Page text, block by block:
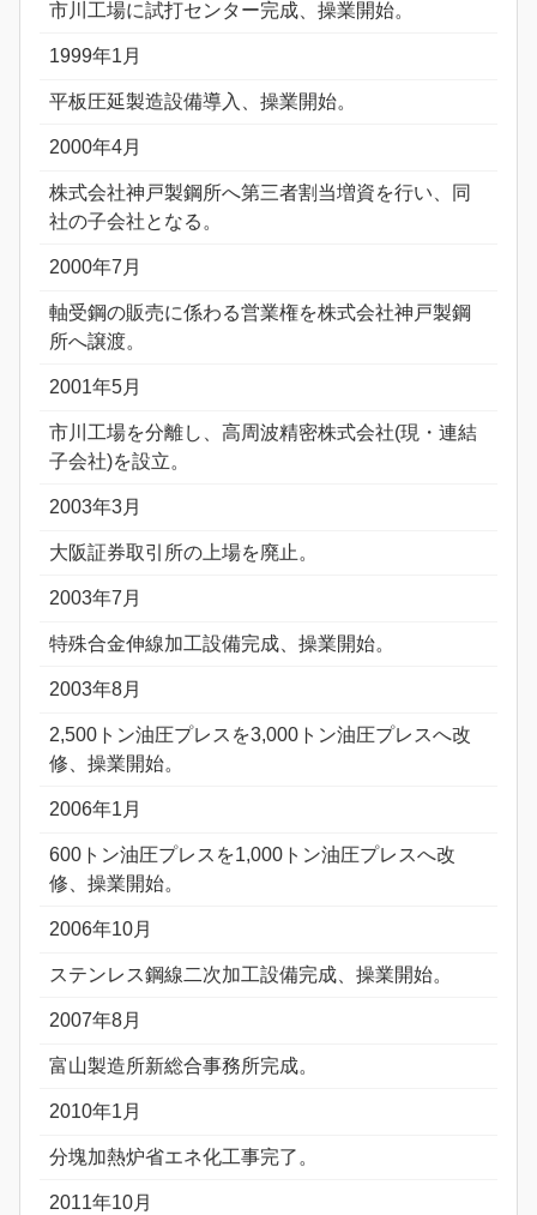
市川工場に試打センター完成、操業開始。
1999年1月
平板圧延製造設備導入、操業開始。
2000年4月
株式会社神戸製鋼所へ第三者割当増資を行い、同
社の子会社となる。
2000年7月
軸受鋼の販売に係わる営業権を株式会社神戸製鋼
所へ譲渡。
2001年5月
市川工場を分離し、高周波精密株式会社(現・連結
子会社)を設立。
2003年3月
大阪証券取引所の上場を廃止。
2003年7月
特殊合金伸線加工設備完成、操業開始。
2003年8月
2,500トン油圧プレスを3,000トン油圧プレスへ改
修、操業開始。
2006年1月
600トン油圧プレスを1,000トン油圧プレスへ改
修、操業開始。
2006年10月
ステンレス鋼線二次加工設備完成、操業開始。
2007年8月
富山製造所新総合事務所完成。
2010年1月
分塊加熱炉省エネ化工事完了。
2011年10月